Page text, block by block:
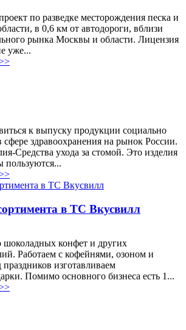
по разведке месторождения песка и
в 0,6 км от автодороги, вблизи
рынка Москвы и области. Лицензия
уже...
к выпуску продукции социально
сфере здравоохранения на рынок России.
Средства ухода за стомой. Это изделия
пользуются...
в ТС Вкусвилл
шоколадных конфет и других
Работаем с кофейнями, озоном и
изготавливаем
Помимо основного бизнеса есть 1...